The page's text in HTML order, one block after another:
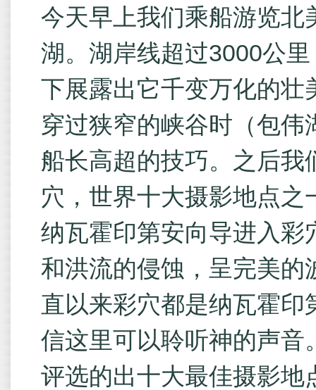
今天早上我们乘船游览
湖。湖岸线超过3000公
下展露出它千变万化的壮
穿过狭窄的峡谷时（包
船长高超的技巧。之后
穴，世界十大摄影地点
纳瓦霍印第安向导进入彩
和洪流的侵蚀，呈完美的
直以来彩穴都是纳瓦霍
信这里可以聆听神的声音
评选的出十大最佳摄影地